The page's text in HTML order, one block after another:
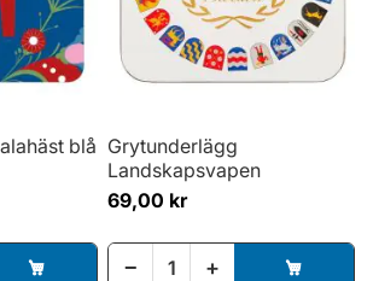
blå Grytunderlägg
Landskapsvapen
69,00 kr
− +